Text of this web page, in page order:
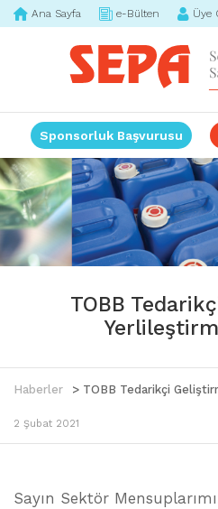
Ana Sayfa e-Bülten Üye
Sponsorluk Başvurusu
TOBB
Haberler > TOBB Tedarikçi
2 Şubat 2021
Sayın Sektör